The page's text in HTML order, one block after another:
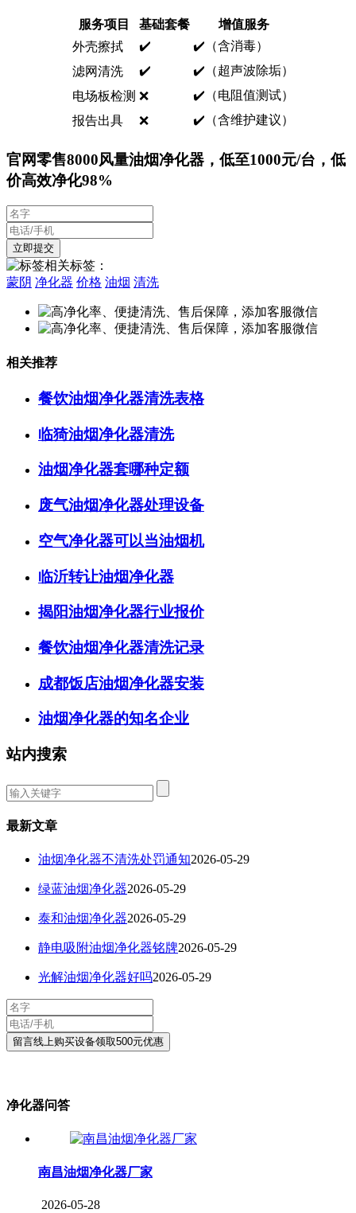
服务项目 基础套餐
增值服务
外壳擦拭
✔️
✔️（含消毒）
滤网清洗
✔️
✔️（超声波除垢）
电场板检测 ❌
✔️（电阻值测试）
报告出具
❌ ✔️（含维护建议）
官网零售8000风量油烟净化器，低至1000元/台，低
价高效净化98%
相关标签：
蒙阴 净化器 价格 油烟 清洗
相关推荐
餐饮油烟净化器清洗表格
临猗油烟净化器清洗
油烟净化器套哪种定额
废气油烟净化器处理设备
空气净化器可以当油烟机
临沂转让油烟净化器
揭阳油烟净化器行业报价
餐饮油烟净化器清洗记录
成都饭店油烟净化器安装
油烟净化器的知名企业
站内搜索
最新文章
油烟净化器不清洗处罚通知2026-05-29
绿蓝油烟净化器2026-05-29
泰和油烟净化器2026-05-29
静电吸附油烟净化器铭牌2026-05-29
光解油烟净化器好吗2026-05-29
净化器问答
南昌油烟净化器厂家
2026-05-28